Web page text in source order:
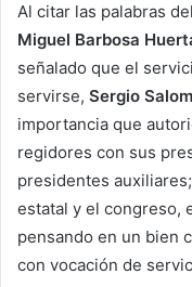
Al citar las palabras
Miguel Barbosa
señalado que el
servirse, Sergio
importancia que
regidores con sus
presidentes
estatal y el congreso,
pensando en un bien
con vocación de